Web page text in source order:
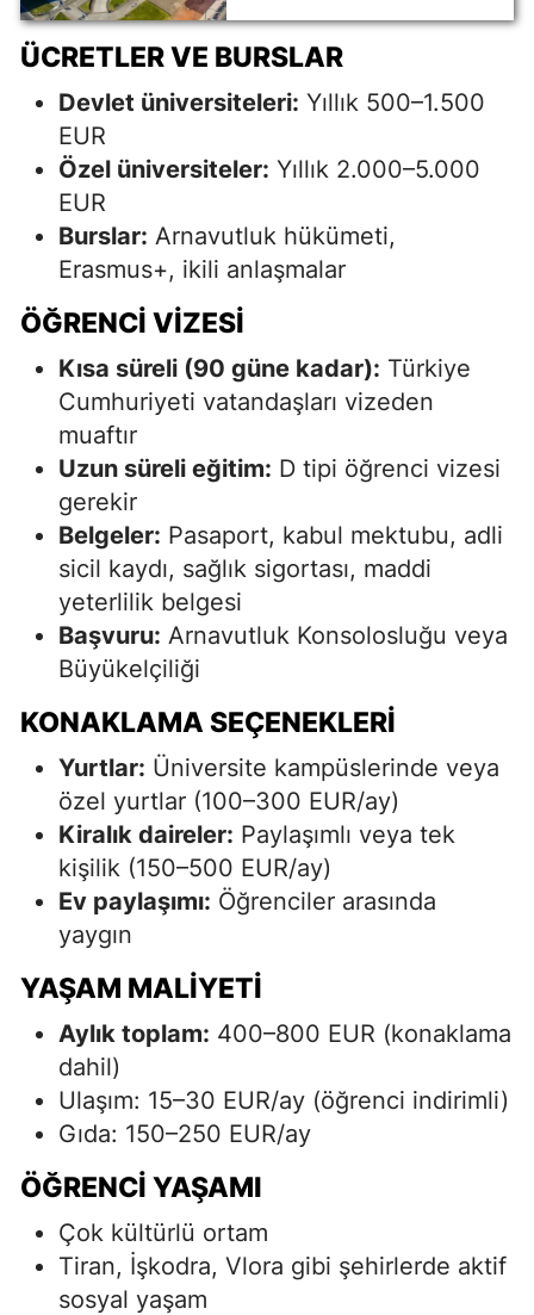
Konaklama, Yaşam
Maliyeti ve
Gezilecek Yerler
ÜCRETLER VE BURSLAR
Devlet üniversiteleri: Yıllık 500–1.500
EUR
Özel üniversiteler: Yıllık 2.000–5.000
EUR
Burslar: Arnavutluk hükümeti,
Erasmus+, ikili anlaşmalar
ÖĞRENCI VIZESI
Kısa süreli (90 güne kadar): Türkiye
Cumhuriyeti vatandaşları vizeden
muaftır
Uzun süreli eğitim: D tipi öğrenci vizesi
gerekir
Belgeler: Pasaport, kabul mektubu, adli
sicil kaydı, sağlık sigortası, maddi
yeterlilik belgesi
Başvuru: Arnavutluk Konsolosluğu veya
Büyükelçiliği
KONAKLAMA SEÇENEKLERI
Yurtlar: Üniversite kampüslerinde veya
özel yurtlar (100–300 EUR/ay)
Kiralık daireler: Paylaşımlı veya tek
kişilik (150–500 EUR/ay)
Ev paylaşımı: Öğrenciler arasında
yaygın
YAŞAM MALIYETI
Aylık toplam: 400–800 EUR (konaklama
dahil)
Ulaşım: 15–30 EUR/ay (öğrenci indirimli)
Gıda: 150–250 EUR/ay
ÖĞRENCI YAŞAMI
Çok kültürlü ortam
Tiran, İşkodra, Vlora gibi şehirlerde aktif
sosyal yaşam